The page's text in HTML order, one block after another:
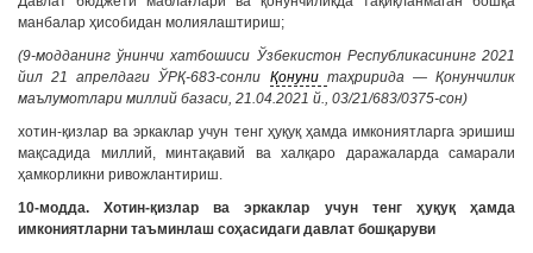
манбалар ҳисобидан молиялаштириш;
(9-модданинг ўнинчи хатбошиси Ўзбекистон Республикасининг 2021
йил 21 апрелдаги ЎРҚ-683-сонли Қонуни таҳририда — Қонунчилик
маълумотлари миллий базаси, 21.04.2021 й., 03/21/683/0375-сон)
хотин-қизлар ва эркаклар учун тенг ҳуқуқ ҳамда имкониятларга эришиш
мақсадида миллий, минтақавий ва халқаро даражаларда самарали
ҳамкорликни ривожлантириш.
10-модда. Хотин-қизлар ва эркаклар учун тенг ҳуқуқ ҳамда
имкониятларни таъминлаш соҳасидаги давлат бошқаруви